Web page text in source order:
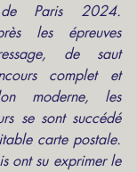
de Paris 2024.
les épreuves
de saut
complet et
moderne, les
se sont succédé
carte postale.
ont su exprimer le